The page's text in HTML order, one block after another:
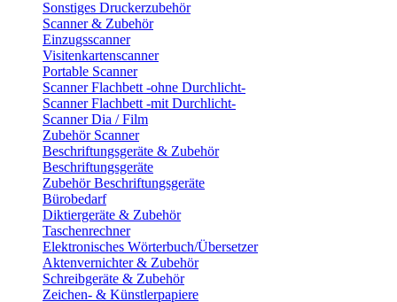
Sonstiges Druckerzubehör
Scanner & Zubehör
Einzugsscanner
Visitenkartenscanner
Portable Scanner
Scanner Flachbett -ohne Durchlicht-
Scanner Flachbett -mit Durchlicht-
Scanner Dia / Film
Zubehör Scanner
Beschriftungsgeräte & Zubehör
Beschriftungsgeräte
Zubehör Beschriftungsgeräte
Bürobedarf
Diktiergeräte & Zubehör
Taschenrechner
Elektronisches Wörterbuch/Übersetzer
Aktenvernichter & Zubehör
Schreibgeräte & Zubehör
Zeichen- & Künstlerpapiere